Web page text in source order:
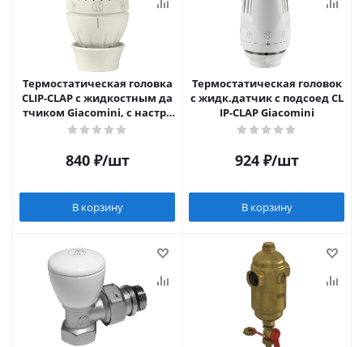
Термостатическая головка
CLIP-CLAP с жидкостным да
тчиком Giacomini, с настро
йкой против замор.
840₽/шт
В корзину
Термостатическая головок
с жидк.датчик с подсоед CL
IP-CLAP Giacomini
924₽/шт
В корзину